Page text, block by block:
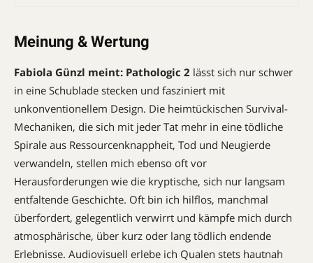
Meinung & Wertung
Fabiola Günzl meint: Pathologic 2 lässt sich nur schwer
in eine Schublade stecken und fasziniert mit
unkonventionellem Design. Die heimtückischen Survival-
Mechaniken, die sich mit jeder Tat mehr in eine tödliche
Spirale aus Ressourcenknappheit, Tod und Neugierde
verwandeln, stellen mich ebenso oft vor
Herausforderungen wie die kryptische, sich nur langsam
entfaltende Geschichte. Oft bin ich hilflos, manchmal
überfordert, gelegentlich verwirrt und kämpfe mich durch
atmosphärische, über kurz oder lang tödlich endende
Erlebnisse. Audiovisuell erlebe ich Qualen stets hautnah